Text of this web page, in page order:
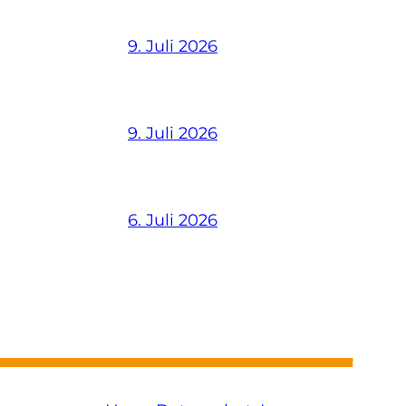
9. Juli 2026
9. Juli 2026
6. Juli 2026